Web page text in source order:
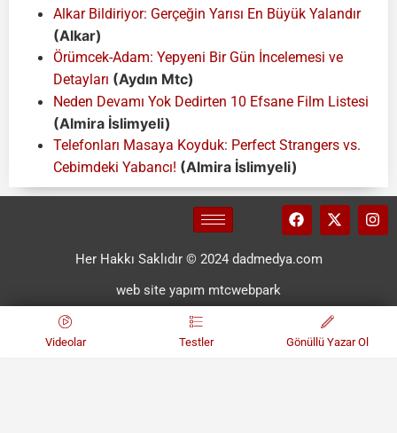
Alkar Bildiriyor: Gerçeğin Yarısı En Büyük Yalandır
(Alkar)
Örümcek-Adam: Yepyeni Bir Gün İncelemesi ve
Detayları (Aydın Mtc)
Neden Devamı Yok Dedirten 10 Efsane Film Listesi
(Almira İslimyeli)
Telefonları Masaya Koyduk: Perfect Strangers vs.
Cebimdeki Yabancı! (Almira İslimyeli)
Her Hakkı Saklıdır © 2024 dadmedya.com
web site yapım mtcwebpark
Videolar Testler Gönüllü Yazar Ol